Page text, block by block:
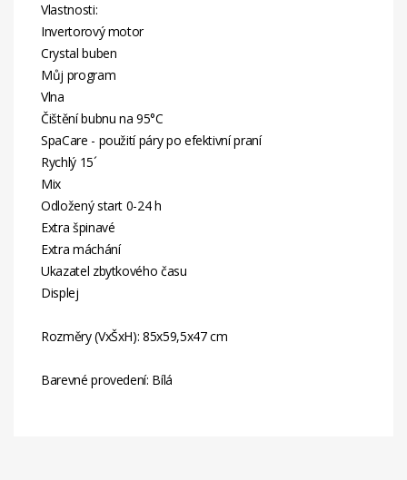
Vlastnosti:
Invertorový motor
Crystal buben
Můj program
Vlna
Čištění bubnu na 95°C
SpaCare - použití páry po efektivní praní
Rychlý 15´
Mix
Odložený start 0-24 h
Extra špinavé
Extra máchání
Ukazatel zbytkového času
Displej
Rozměry (VxŠxH): 85x59,5x47 cm
Barevné provedení: Bílá